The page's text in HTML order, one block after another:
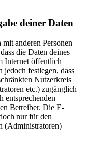
deiner Daten
anderen Personen
die Daten deines
Internet öffentlich
festlegen, dass
Nutzerkreis
etc.) zugänglich
entsprechenden
Betreiber. Die E-
nur für den
(Administratoren)